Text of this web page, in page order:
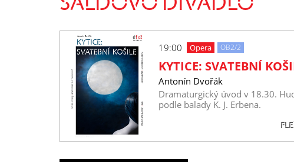
19:00 Opera OB2/2
KYTICE: SVATEBNÍ
Antonín Dvořák
Dramaturgický úvod v 18.30.
podle balady K. J. Erbena.